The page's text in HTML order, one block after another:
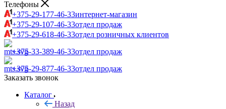
Телефоны
+375-29-177-46-33интернет-магазин
+375-29-107-46-33отдел продаж
+375-29-618-46-33отдел розничных клиентов
+375-33-389-46-33отдел продаж
+375-29-877-46-33отдел продаж
Заказать звонок
Каталог
Назад